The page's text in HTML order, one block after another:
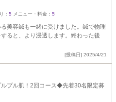
： 5 メニュー・料金： 5
美容鍼も一緒に受けました。鍼で物理
ると、より浸透します。終わった後
[投稿日] 2025/4/21
ルプル肌！2回コース◆先着30名限定募